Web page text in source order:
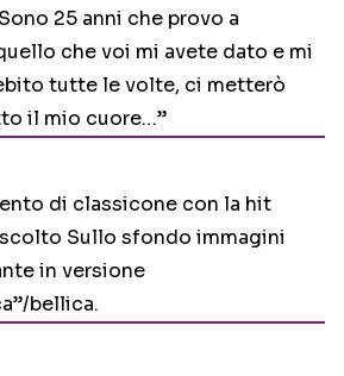
25 anni che provo a
che voi mi avete dato e mi
tutte le volte, ci metterò
il mio cuore…”
di classicone con la hit
Sullo sfondo immagini
in versione
bellica.